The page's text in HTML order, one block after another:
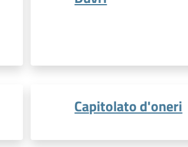
Capitolato d'oneri